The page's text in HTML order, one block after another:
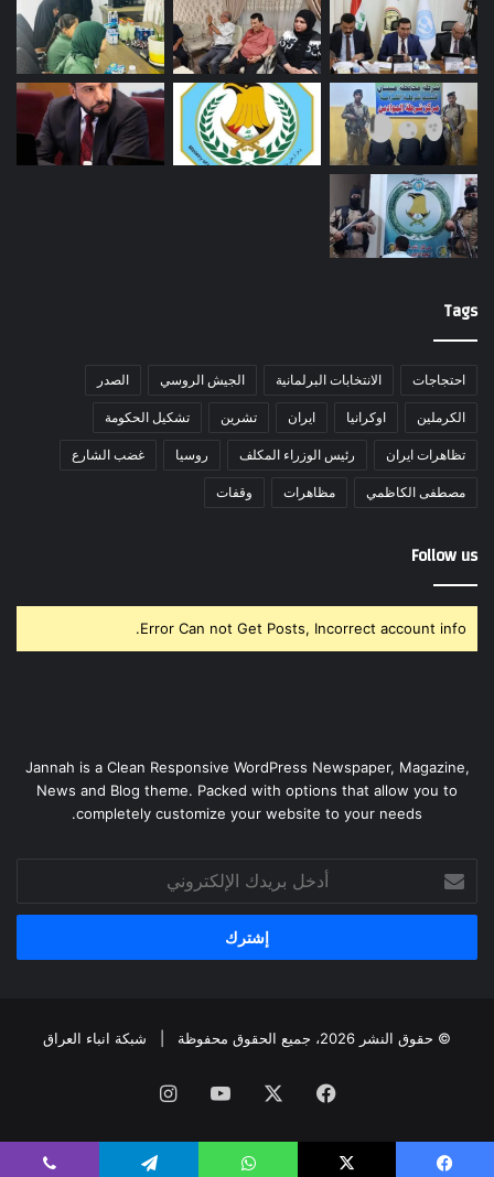
Tags
احتجاجات الانتخابات البرلمانية الجيش الروسي الصدر
الكرملين اوكرانيا ايران تشرين تشكيل الحكومة
تظاهرات ايران رئيس الوزراء المكلف روسيا غضب الشارع
مصطفى الكاظمي مظاهرات وقفات
Follow us
Error Can not Get Posts, Incorrect account info.
Jannah is a Clean Responsive WordPress Newspaper, Magazine,
News and Blog theme. Packed with options that allow you to
completely customize your website to your needs.
بريدك
الإلكتروني
© حقوق النشر 2026، جميع الحقوق محفوظة | شبكة انباء العراق
فيسبوك ‫YouTube